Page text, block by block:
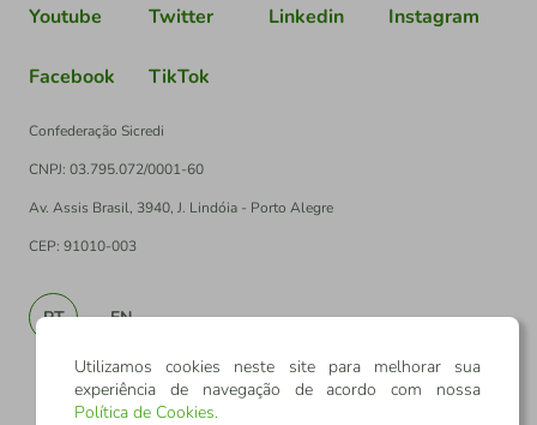
Youtube Twitter Linkedin Instagram
Facebook TikTok
Confederação Sicredi
CNPJ: 03.795.072/0001-60
Av. Assis Brasil, 3940, J. Lindóia - Porto Alegre
CEP: 91010-003
PT EN
Utilizamos cookies neste site para melhorar sua
experiência de navegação de acordo com nossa
Política de Cookies.